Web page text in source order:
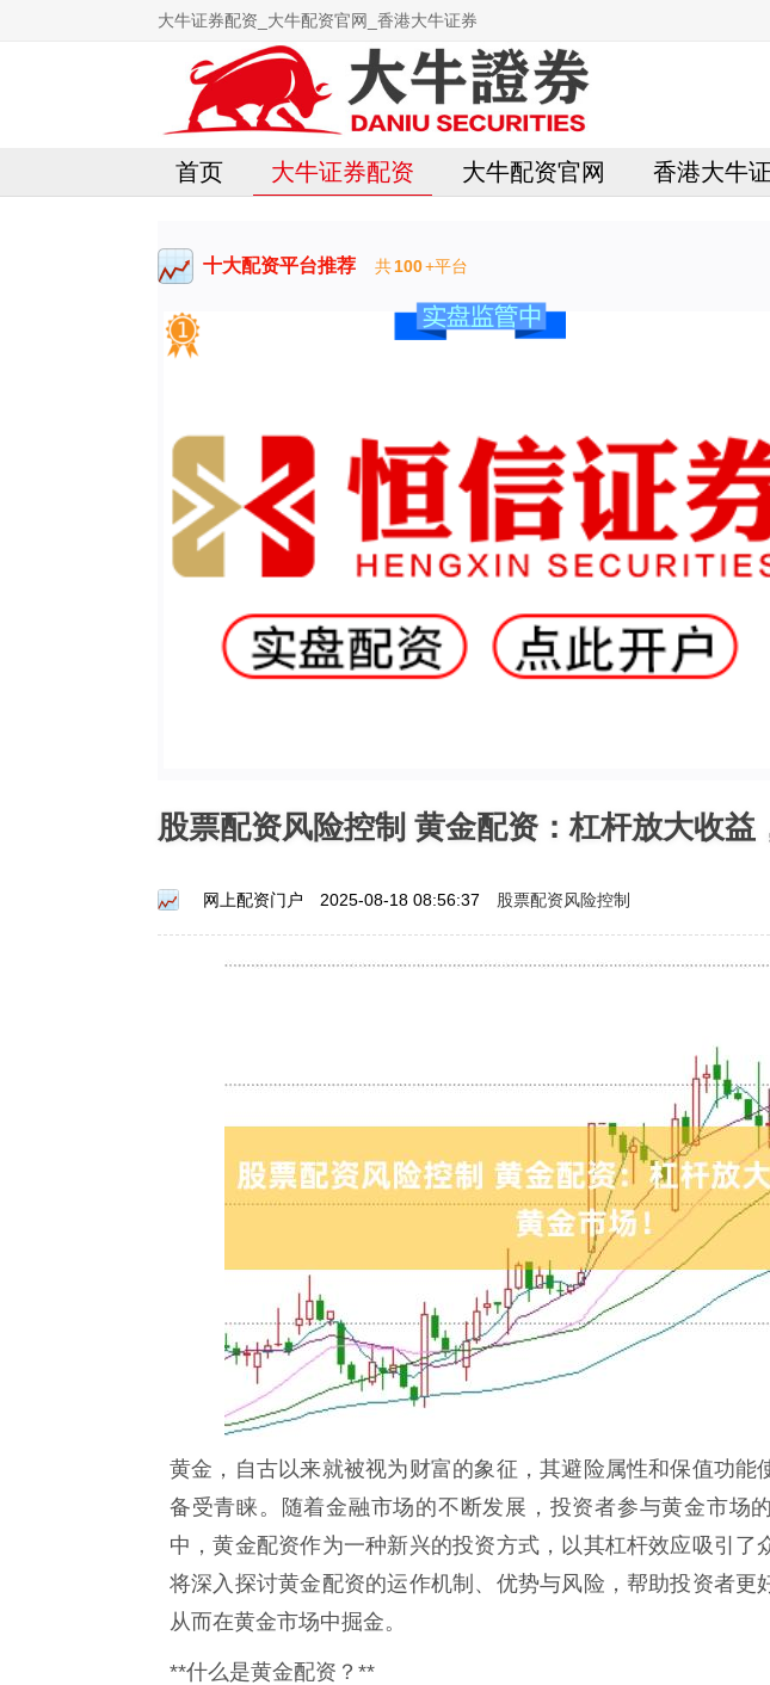
大牛证券配资_大牛配资官网_香港大牛证券
首页 大牛证券配资 大牛配资官网 香港大牛
十大配资平台推荐 共100+平台
股票配资风险控制 黄金配资：杠杆放大收益
网上配资门户 2025-08-18 08:56:37 股票配资风险控制
黄金，自古以来就被视为财富的象征，其避险属性和保值功能
备受青睐。随着金融市场的不断发展，投资者参与黄金市场
中，黄金配资作为一种新兴的投资方式，以其杠杆效应吸引了
将深入探讨黄金配资的运作机制、优势与风险，帮助投资者更
从而在黄金市场中掘金。
**什么是黄金配资？**